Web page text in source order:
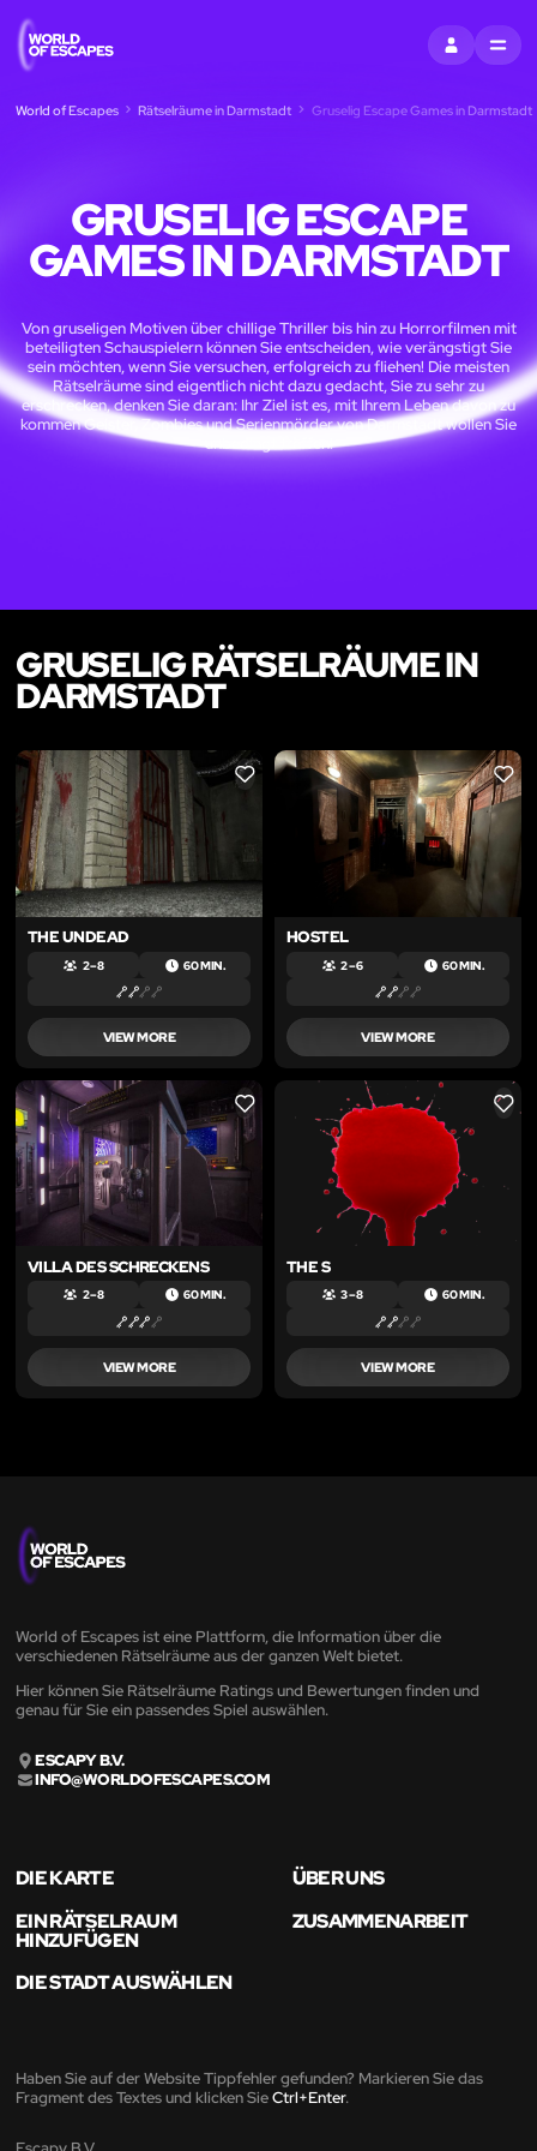
EINTRAGEN
MENU
World of Escapes Rätselräume in Darmstadt Gruselig Escape Games in Darmstadt
GRUSELIG ESCAPE
GAMES IN DARMSTADT
Von gruseligen Motiven über chillige Thriller bis hin zu Horrorfilmen mit
beteiligten Schauspielern können Sie entscheiden, wie verängstigt Sie
sein möchten, wenn Sie versuchen, erfolgreich zu fliehen! Die meisten
Rätselräume sind eigentlich nicht dazu gedacht, Sie zu sehr zu
erschrecken, denken Sie daran: Ihr Ziel ist es, mit Ihrem Leben davon zu
kommen Geister, Zombies und Serienmörder von Darmstadt wollen Sie
unbedingt treffen!
GRUSELIG RÄTSELRÄUME IN
DARMSTADT
LIKE
THE UNDEAD
2 – 8 60 MIN.
VIEW MORE
LIKE
HOSTEL
2 – 6 60 MIN.
VIEW MORE
LIKE
VILLA DES SCHRECKENS
2 – 8 60 MIN.
VIEW MORE
LIKE
THE S
3 – 8 60 MIN.
VIEW MORE
World of Escapes ist eine Plattform, die Information über die
verschiedenen Rätselräume aus der ganzen Welt bietet.
Hier können Sie Rätselräume Ratings und Bewertungen finden und
genau für Sie ein passendes Spiel auswählen.
ESCAPY B.V.
INFO@WORLDOFESCAPES.COM
DIE KARTE
ÜBER UNS
EIN RÄTSELRAUM
HINZUFÜGEN
ZUSAMMENARBEIT
DIE STADT AUSWÄHLEN
Haben Sie auf der Website Tippfehler gefunden? Markieren Sie das
Fragment des Textes und klicken SieCtrl+Enter.